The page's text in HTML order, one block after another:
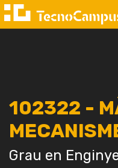
102322 -
Grau en